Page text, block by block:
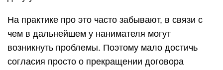
На практике про это часто забывают, в связи с
чем в дальнейшем у нанимателя могут
возникнуть проблемы. Поэтому мало достичь
согласия просто о прекращении договора